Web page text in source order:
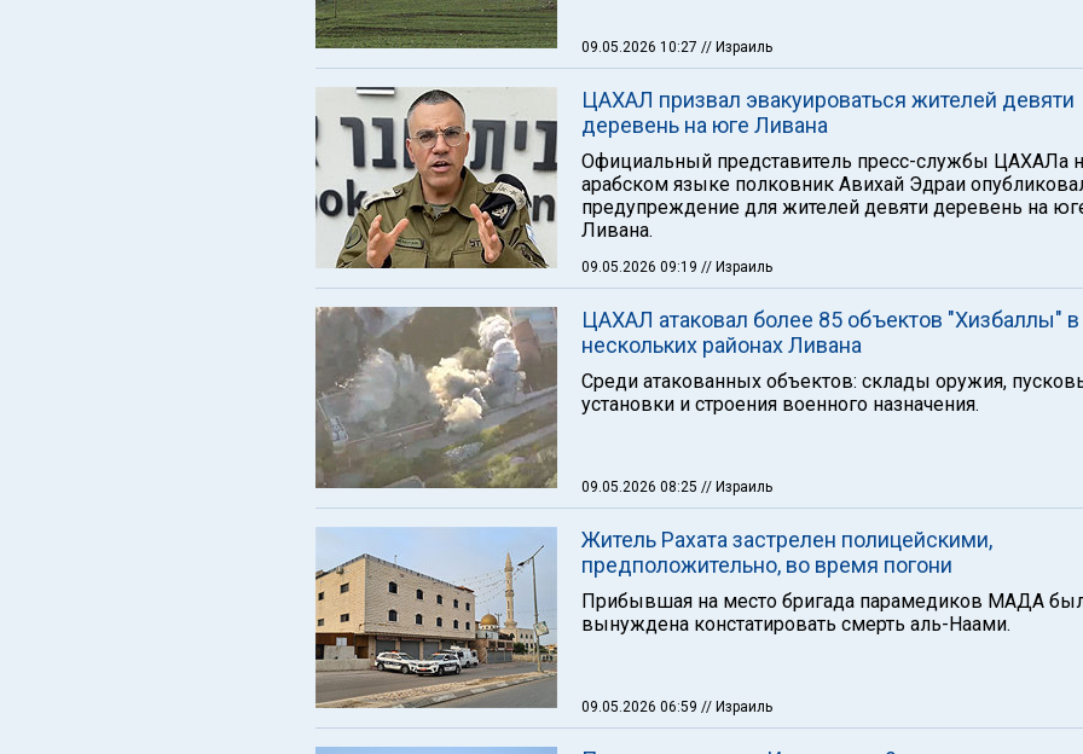
09.05.2026 10:27 // Израиль
ЦАХАЛ призвал эвакуироваться жителей девяти
деревень на юге Ливана
Официальный представитель пресс-службы ЦАХАЛа
арабском языке полковник Авихай Эдраи
предупреждение для жителей девяти деревень на
Ливана.
09.05.2026 09:19 // Израиль
ЦАХАЛ атаковал более 85 объектов "Хизбаллы" в
нескольких районах Ливана
Среди атакованных объектов: склады оружия,
установки и строения военного назначения.
09.05.2026 08:25 // Израиль
Житель Рахата застрелен полицейскими,
предположительно, во время погони
Прибывшая на место бригада парамедиков МАДА
вынуждена констатировать смерть аль-Наами.
09.05.2026 06:59 // Израиль